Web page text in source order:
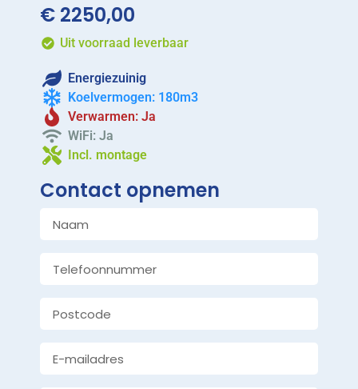
€ 2250,00
Uit voorraad leverbaar
Energiezuinig
Koelvermogen: 180m3
Verwarmen: Ja
WiFi: Ja
Incl. montage
Contact opnemen